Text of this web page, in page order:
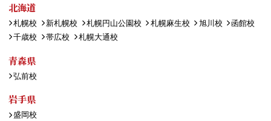
北海道
札幌校 新札幌校 札幌円山公園校 札幌麻生校 旭川校
函館校
千歳校
帯広校 札幌大通校
青森県
弘前校
岩手県
盛岡校